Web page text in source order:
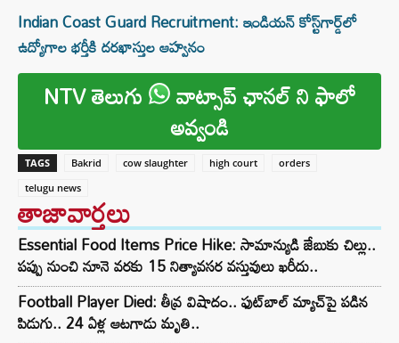
Indian Coast Guard Recruitment: ఇండియన్​ కోస్ట్​గార్డ్​లో
ఉద్యోగాల భర్తీకి దరఖాస్తుల ఆహ్వనం
NTV తెలుగు వాట్సాప్ ఛానల్ ని ఫాలో
అవ్వండి
TAGS Bakrid cow slaughter high court
orders
telugu news
తాజావార్తలు
Essential Food Items Price Hike: సామాన్యుడి జేబుకు చిల్లు..
పప్పు నుంచి నూనె వరకు 15 నిత్యావసర వస్తువులు ఖరీదు..
Football Player Died: తీవ్ర విషాదం.. ఫుట్‌బాల్ మ్యాచ్‌పై పడిన
పిడుగు.. 24 ఏళ్ల ఆటగాడు మృతి..